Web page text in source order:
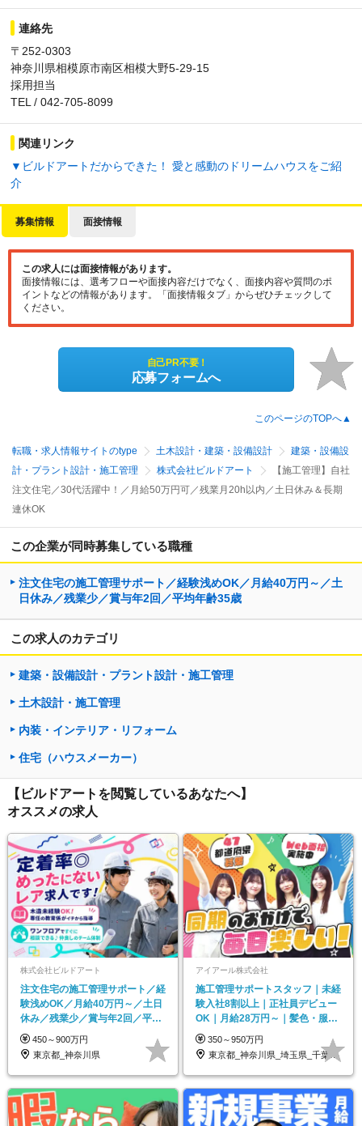
連絡先
〒252-0303
神奈川県相模原市南区相模大野5-29-15
採用担当
TEL / 042-705-8099
関連リンク
▼ビルドアートだからできた！ 愛と感動のドリームハウスをご紹
介
募集情報 面接情報
この求人には面接情報があります。
面接情報には、選考フローや面接内容だけでなく、面接内容や質問のポ
イントなどの情報があります。「面接情報タブ」からぜひチェックして
ください。
自己PR不要！
応募フォームへ
このページのTOPへ▲
転職・求人情報サイトのtype 土木設計・建築・設備設計
建築・設備設
計・プラント設計・施工管理
株式会社ビルドアート
【施工管理】自社
注文住宅／30代活躍中！／月給50万円可／残業月20h以内／土日休み＆長期
連休OK
この企業が同時募集している職種
注文住宅の施工管理サポート／経験浅めOK／月給40万円～／土
日休み／残業少／賞与年2回／平均年齢35歳
この求人のカテゴリ
建築・設備設計・プラント設計・施工管理
土木設計・施工管理
内装・インテリア・リフォーム
住宅（ハウスメーカー）
【ビルドアートを閲覧しているあなたへ】
オススメの求人
株式会社ビルドアート
注文住宅の施工管理サポート／経
験浅めOK／月給40万円～／土日
休み／残業少／賞与年2回／平均
年齢35歳
450～900万円
東京都_神奈川県
アイアール株式会社
施工管理サポートスタッフ｜未経
験入社8割以上｜正社員デビュー
OK｜月給28万円～｜髪色・服装
自由｜年休125日
350～950万円
東京都_神奈川県_埼玉県_千葉県_大阪府…